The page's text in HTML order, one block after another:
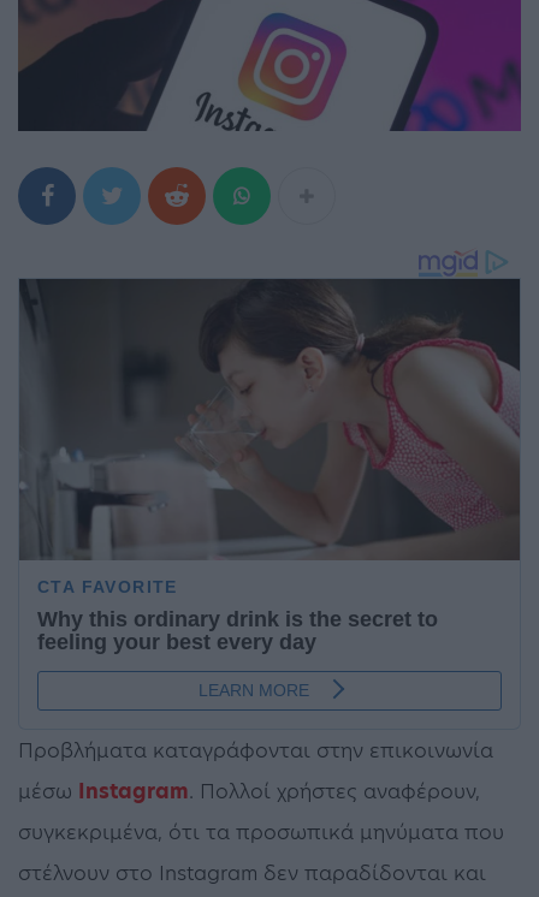
Προβλήματα καταγράφονται στην επικοινωνία
μέσω Instagram. Πολλοί χρήστες αναφέρουν,
συγκεκριμένα, ότι τα προσωπικά μηνύματα που
στέλνουν στο Instagram δεν παραδίδονται και